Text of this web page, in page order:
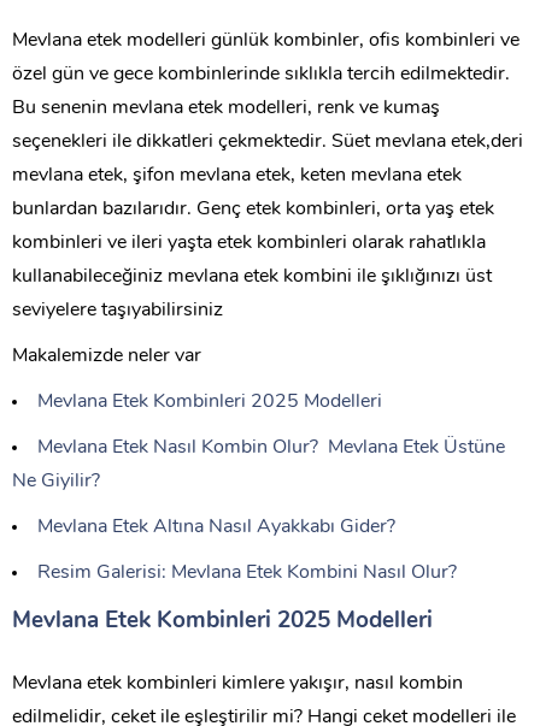
Mevlana etek modelleri günlük kombinler, ofis kombinleri ve
özel gün ve gece kombinlerinde sıklıkla tercih edilmektedir.
Bu senenin mevlana etek modelleri, renk ve kumaş
seçenekleri ile dikkatleri çekmektedir. Süet mevlana etek,deri
mevlana etek, şifon mevlana etek, keten mevlana etek
bunlardan bazılarıdır. Genç etek kombinleri, orta yaş etek
kombinleri ve ileri yaşta etek kombinleri olarak rahatlıkla
kullanabileceğiniz mevlana etek kombini ile şıklığınızı üst
seviyelere taşıyabilirsiniz
Makalemizde neler var
Mevlana Etek Kombinleri 2025 Modelleri
Mevlana Etek Nasıl Kombin Olur? Mevlana Etek Üstüne
Ne Giyilir?
Mevlana Etek Altına Nasıl Ayakkabı Gider?
Resim Galerisi: Mevlana Etek Kombini Nasıl Olur?
Mevlana Etek Kombinleri 2025 Modelleri
Mevlana etek kombinleri kimlere yakışır, nasıl kombin
edilmelidir, ceket ile eşleştirilir mi? Hangi ceket modelleri ile